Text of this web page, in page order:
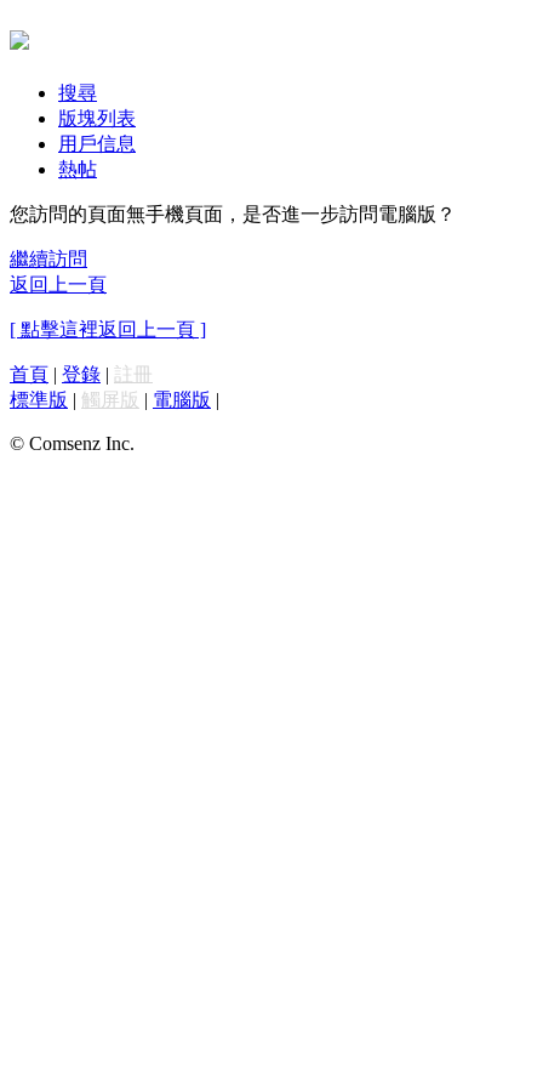
搜尋
版塊列表
用戶信息
熱帖
您訪問的頁面無手機頁面，是否進一步訪問電腦版？
繼續訪問
返回上一頁
[ 點擊這裡返回上一頁 ]
首頁 | 登錄 | 註冊
標準版 | 觸屏版 | 電腦版 |
© Comsenz Inc.